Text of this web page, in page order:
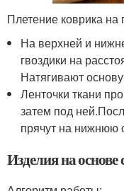
Плетение коврика
На верхней и
гвоздики на
Натягивают
Ленточки ткани
затем под
прячут на нижнюю
Изделия на основе